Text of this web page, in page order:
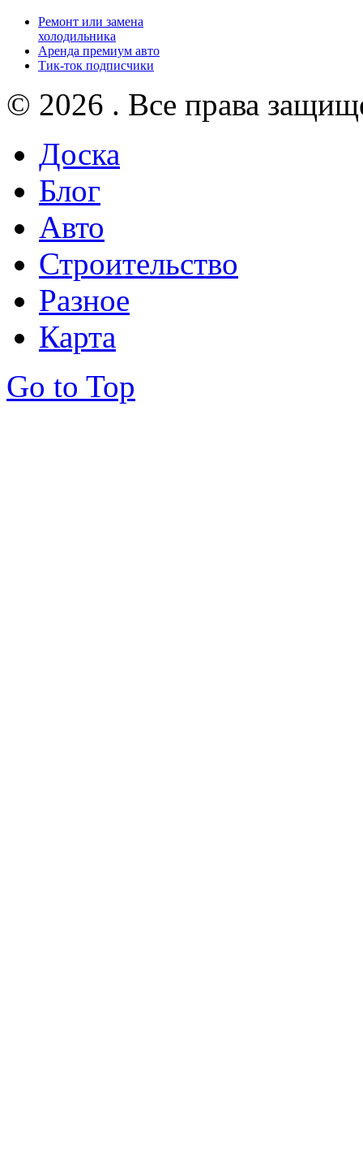
Ремонт или замена
холодильника
Аренда премиум авто
Тик-ток подписчики
© 2026 . Все права
Доска
Блог
Авто
Строительство
Разное
Карта
Go to Top